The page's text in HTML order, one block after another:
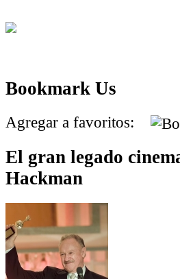
Bookmark Us
Agregar a favoritos:
El gran legado
Hackman